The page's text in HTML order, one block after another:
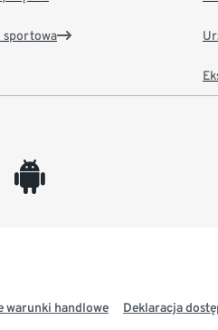
sportowa
android
warunki handlowe Deklaracja